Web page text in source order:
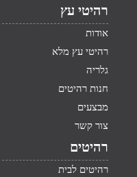
רהיטי עץ
אודות
רהיטי עץ מלא
גלריה
חנות רהיטים
מבצעים
צור קשר
רהיטים
רהיטים לבית